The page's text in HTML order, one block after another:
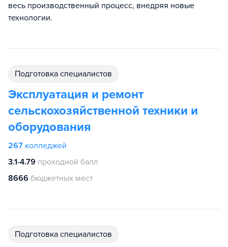
весь производственный процесс, внедряя новые
технологии.
подготовка специалистов
Эксплуатация и ремонт
сельскохозяйственной техники и
оборудования
267 колледжей
3.1-4.79 проходной балл
8666 бюджетных мест
подготовка специалистов